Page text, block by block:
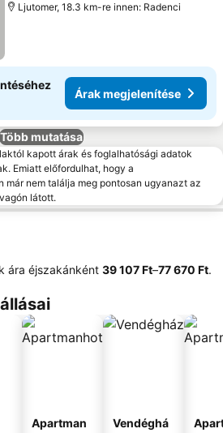
Ljutomer, 18.3 km-re innen: Radenci
Árak megjelenítése
Több mutatása
kapott árak és foglalhatósági adatok
Emiatt előfordulhat, hogy a
már nem találja meg pontosan ugyanazt az
látott.
ára éjszakánként ‎39 107 Ft–‎77 670 Ft.
Apartman
Vendéghá